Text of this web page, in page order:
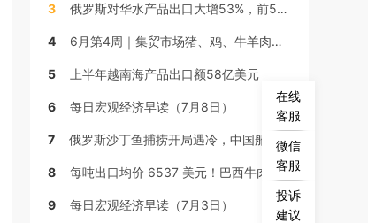
3 俄罗斯对华水产品出口大增53%，前5个月突破20亿美元
4 6月第4周｜集贸市场猪、鸡、牛羊肉行情周报
5 上半年越南海产品出口额58亿美元
6 每日宏观经济早读（7月8日）
7 俄罗斯沙丁鱼捕捞开局遇冷，中国船队已在公海作业
8 每吨出口均价 6537 美元！巴西牛肉出口迎来年内顶峰
9 每日宏观经济早读（7月3日）
在线
客服
微信
客服
投诉
建议